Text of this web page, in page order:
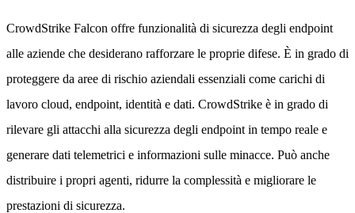
CrowdStrike Falcon offre funzionalità di sicurezza degli endpoint
alle aziende che desiderano rafforzare le proprie difese. È in grado di
proteggere da aree di rischio aziendali essenziali come carichi di
lavoro cloud, endpoint, identità e dati. CrowdStrike è in grado di
rilevare gli attacchi alla sicurezza degli endpoint in tempo reale e
generare dati telemetrici e informazioni sulle minacce. Può anche
distribuire i propri agenti, ridurre la complessità e migliorare le
prestazioni di sicurezza.